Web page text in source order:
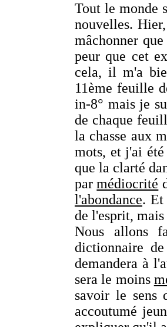
Tout le monde
nouvelles.
mâchonner
peur que cet
cela, il m'a
11ème feuille
in-8° mais je
de chaque
la chasse aux
mots, et j'ai été
que la clarté
parmédiocrité
l'abondance. Et
de l'esprit,
Nous allons
dictionnaire
demandera à
sera le moins
savoir le sens
accoutumé